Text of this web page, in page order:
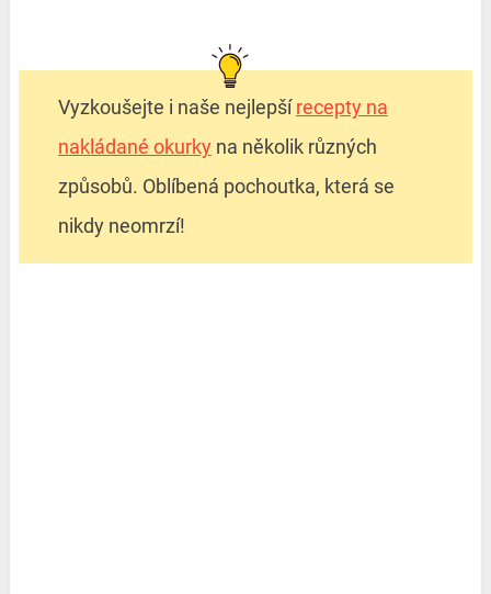
Vyzkoušejte i naše nejlepšírecepty na
nakládané okurky na několik různých
způsobů. Oblíbená pochoutka, která se
nikdy neomrzí!